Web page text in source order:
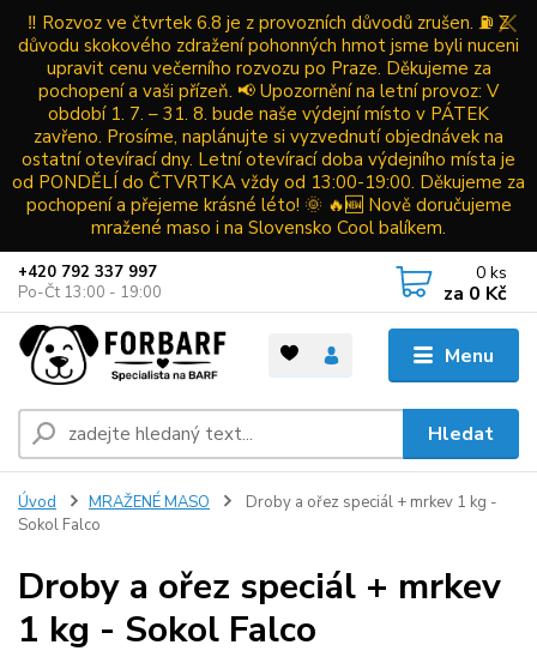
‼️ Rozvoz ve čtvrtek 6.8 je z provozních důvodů zrušen. ⛽ Z
důvodu skokového zdražení pohonných hmot jsme byli nuceni
upravit cenu večerního rozvozu po Praze. Děkujeme za
pochopení a vaši přízeň. 📢 Upozornění na letní provoz: V
období 1. 7. – 31. 8. bude naše výdejní místo v PÁTEK
zavřeno. Prosíme, naplánujte si vyzvednutí objednávek na
ostatní otevírací dny. Letní otevírací doba výdejního místa je
od PONDĚLÍ do ČTVRTKA vždy od 13:00-19:00. Děkujeme za
pochopení a přejeme krásné léto! 🌞 🔥🆕 Nově doručujeme
mražené maso i na Slovensko Cool balíkem.
Menu
Hledat
+420 792 337 997
Po-Čt 13:00 - 19:00
0 ks
za 0 Kč
Úvod MRAŽENÉ MASO
Droby a ořez speciál + mrkev 1 kg -
Sokol Falco
Droby a ořez speciál + mrkev
1 kg - Sokol Falco